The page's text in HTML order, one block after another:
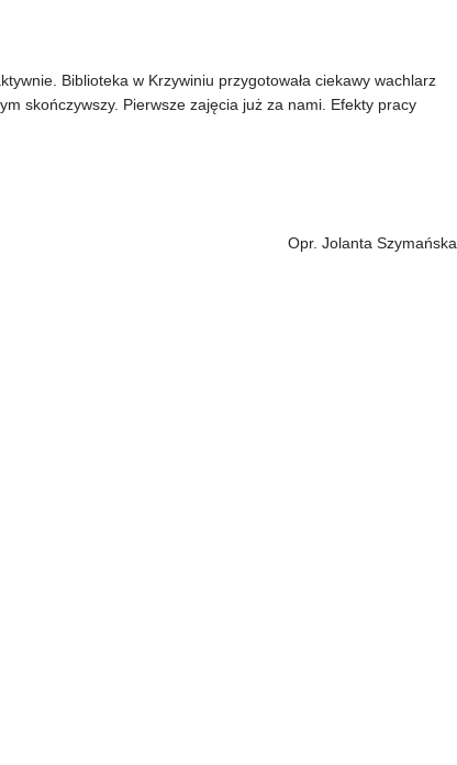
Biblioteka w Krzywiniu przygotowała ciekawy wachlarz
skończywszy. Pierwsze zajęcia już za nami. Efekty pracy
Opr. Jolanta Szymańska